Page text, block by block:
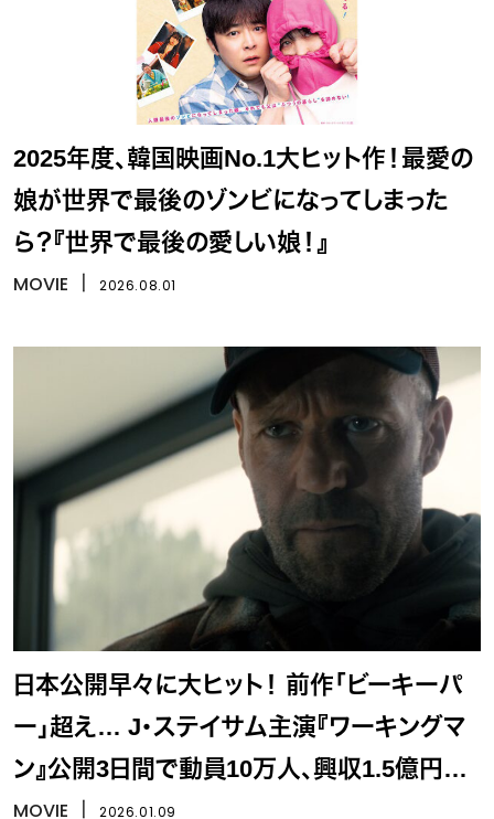
2025年度、韓国映画No.1大ヒット作！最愛の
娘が世界で最後のゾンビになってしまった
ら？『世界で最後の愛しい娘！』
MOVIE 2026.08.01
日本公開早々に大ヒット！ 前作「ビーキーパ
ー」超え… J・ステイサム主演『ワーキングマ
ン』公開3日間で動員10万人、興収1.5億円突
破
MOVIE 2026.01.09